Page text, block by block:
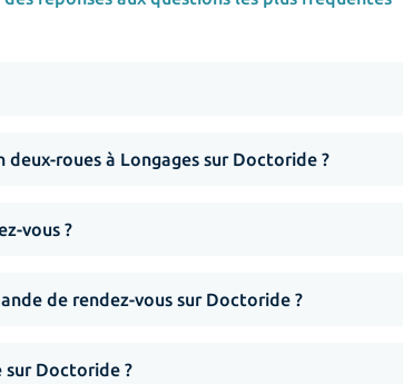
roues à Longages sur Doctoride ?
vous ?
de rendez-vous sur Doctoride ?
sur Doctoride ?